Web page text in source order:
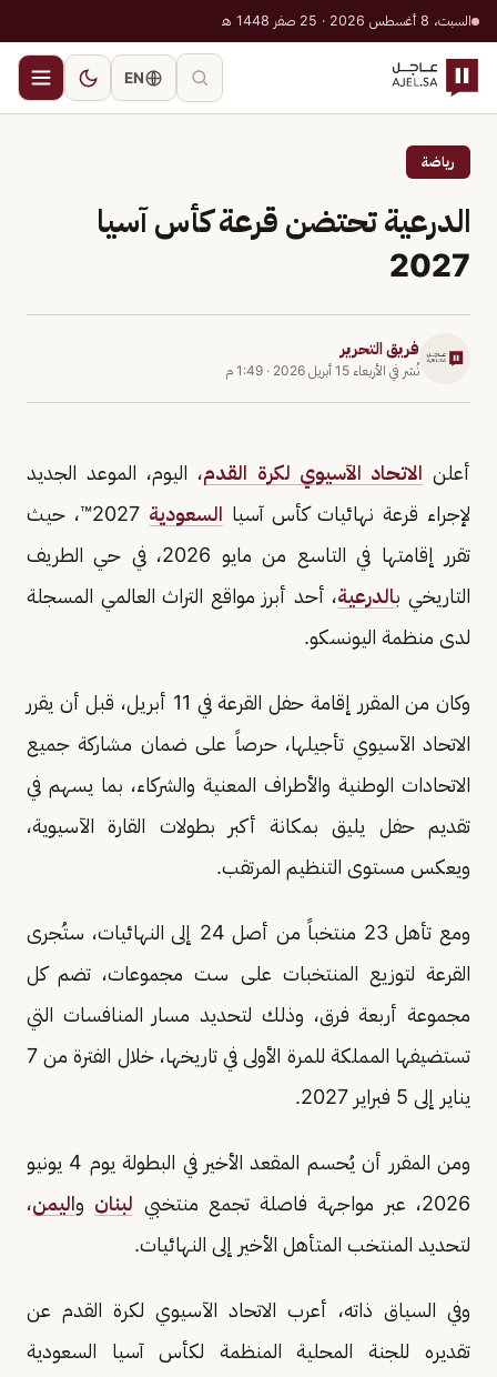
السبت، 8 أغسطس 2026 · 25 صفر 1448 هـ
EN
رياضة
الدرعية تحتضن قرعة كأس آسيا
2027
فريق التحرير
نُشر في الأربعاء 15 أبريل 2026 · 1:49 م
أعلن الاتحاد الآسيوي لكرة القدم، اليوم، الموعد الجديد
لإجراء قرعة نهائيات كأس آسيا السعودية
2027™️، حيث
تقرر إقامتها في التاسع من مايو 2026، في حي الطريف
التاريخي بالدرعية، أحد أبرز مواقع التراث العالمي المسجلة
لدى منظمة اليونسكو.
وكان من المقرر إقامة حفل القرعة في 11 أبريل، قبل أن يقرر
الاتحاد الآسيوي تأجيلها، حرصاً على ضمان مشاركة جميع
الاتحادات الوطنية والأطراف المعنية والشركاء، بما يسهم في
تقديم حفل يليق بمكانة أكبر بطولات القارة الآسيوية،
ويعكس مستوى التنظيم المرتقب.
ومع تأهل 23 منتخباً من أصل 24 إلى النهائيات، ستُجرى
القرعة لتوزيع المنتخبات على ست مجموعات، تضم كل
مجموعة أربعة فرق، وذلك لتحديد مسار المنافسات التي
تستضيفها المملكة للمرة الأولى في تاريخها، خلال الفترة من 7
يناير إلى 5 فبراير 2027.
ومن المقرر أن يُحسم المقعد الأخير في البطولة يوم 4 يونيو
2026، عبر مواجهة فاصلة تجمع منتخبي
لبنان واليمن،
لتحديد المنتخب المتأهل الأخير إلى النهائيات.
وفي السياق ذاته، أعرب الاتحاد الآسيوي لكرة القدم عن
تقديره للجنة المحلية المنظمة لكأس آسيا السعودية